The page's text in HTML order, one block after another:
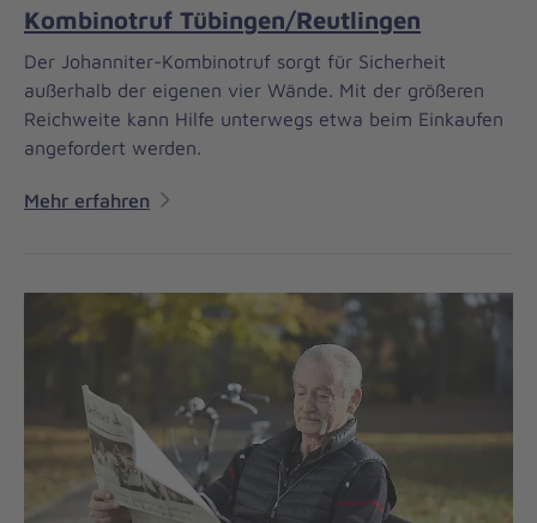
Kombinotruf Tübingen/Reutlingen
Der Johanniter-Kombinotruf sorgt für Sicherheit
außerhalb der eigenen vier Wände. Mit der größeren
Reichweite kann Hilfe unterwegs etwa beim Einkaufen
angefordert werden.
Mehr erfahren